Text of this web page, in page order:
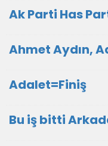
Ak Parti Has
Ahmet Aydın,
Adalet=Finiş
Bu iş bitti